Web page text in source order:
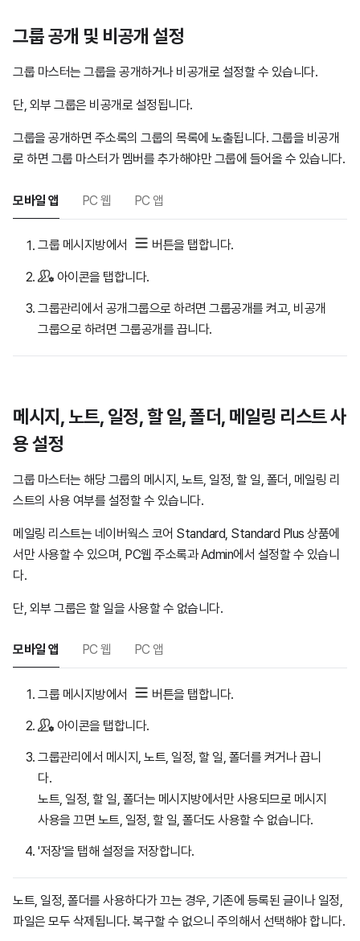
그룹 공개 및 비공개 설정
그룹 마스터는 그룹을 공개하거나 비공개로 설정할 수 있습니다.
단, 외부 그룹은 비공개로 설정됩니다.
그룹을 공개하면 주소록의 그룹의 목록에 노출됩니다. 그룹을 비공개
로 하면 그룹 마스터가 멤버를 추가해야만 그룹에 들어올 수 있습니다.
모바일 앱 PC 웹 PC 앱
그룹 메시지방에서 버튼을 탭합니다.
아이콘을 탭합니다.
그룹관리에서 공개그룹으로 하려면 그룹공개를 켜고, 비공개
그룹으로 하려면 그룹공개를 끕니다.
메시지, 노트, 일정, 할 일, 폴더, 메일링 리스트 사
용 설정
그룹 마스터는 해당 그룹의 메시지, 노트, 일정, 할 일, 폴더, 메일링 리
스트의 사용 여부를 설정할 수 있습니다.
메일링 리스트는 네이버웍스 코어 Standard, Standard Plus 상품에
서만 사용할 수 있으며, PC웹 주소록과 Admin에서 설정할 수 있습니
다.
단, 외부 그룹은 할 일을 사용할 수 없습니다.
모바일 앱 PC 웹 PC 앱
그룹 메시지방에서 버튼을 탭합니다.
아이콘을 탭합니다.
그룹관리에서 메시지, 노트, 일정, 할 일, 폴더를 켜거나 끕니
다.
노트, 일정, 할 일, 폴더는 메시지방에서만 사용되므로 메시지
사용을 끄면 노트, 일정, 할 일, 폴더도 사용할 수 없습니다.
'저장'을 탭해 설정을 저장합니다.
노트, 일정, 폴더를 사용하다가 끄는 경우, 기존에 등록된 글이나 일정,
파일은 모두 삭제됩니다. 복구할 수 없으니 주의해서 선택해야 합니다.